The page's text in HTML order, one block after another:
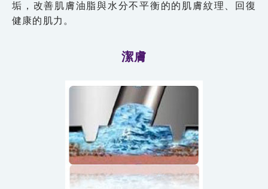
垢，改善肌膚油脂與水分不平衡的的肌膚紋理、回復
健康的肌力。
潔膚